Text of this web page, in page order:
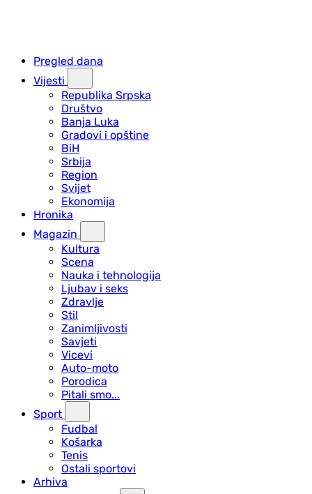
Pregled dana
Vijesti
Republika Srpska
Društvo
Banja Luka
Gradovi i opštine
BiH
Srbija
Region
Svijet
Ekonomija
Hronika
Magazin
Kultura
Scena
Nauka i tehnologija
Ljubav i seks
Zdravlje
Stil
Zanimljivosti
Savjeti
Vicevi
Auto-moto
Porodica
Pitali smo...
Sport
Fudbal
Košarka
Tenis
Ostali sportovi
Arhiva